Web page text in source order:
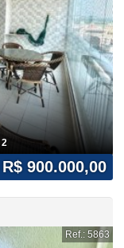
2
R$ 900.000,00
Ref.: 5863